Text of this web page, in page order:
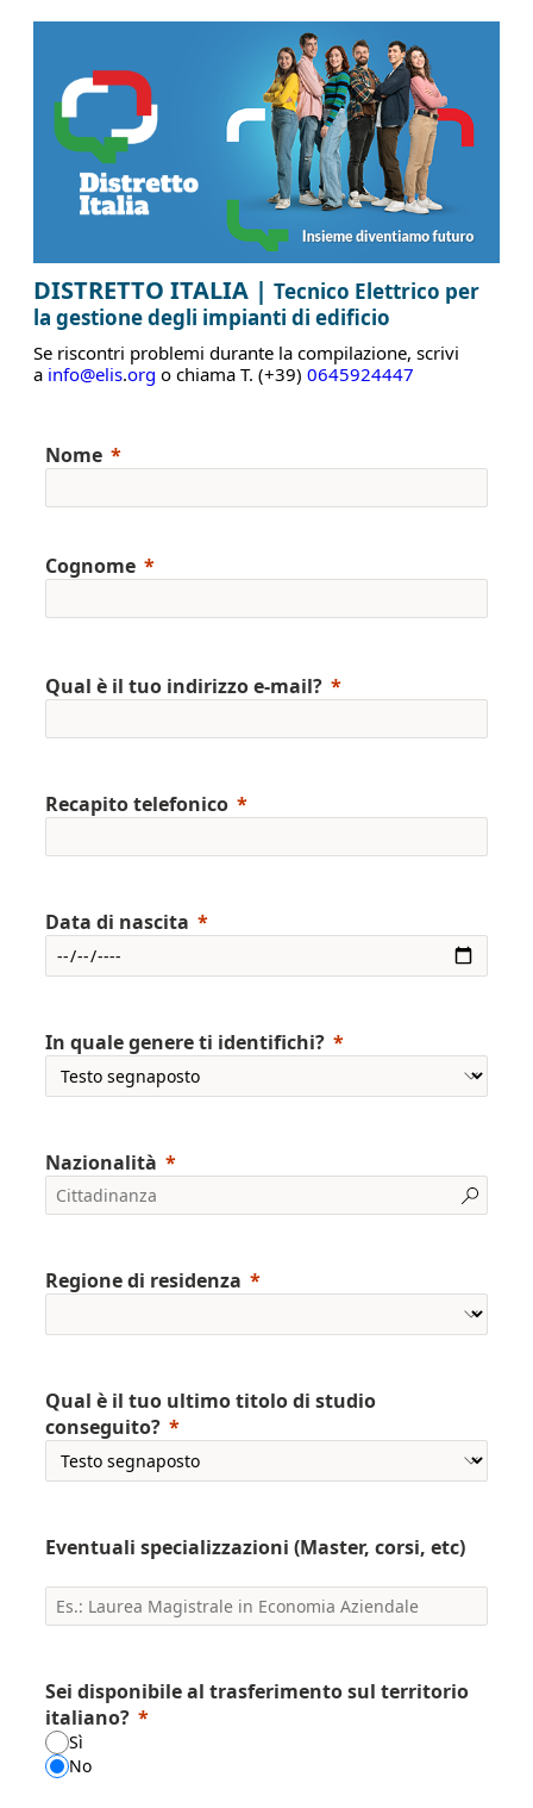
DISTRETTO ITALIA | Tecnico Elettrico per
la gestione degli impianti di edificio
Se riscontri problemi durante la compilazione, scrivi
a info@elis.org o chiama T. (+39) 0645924447
Nome
Cognome
Qual è il tuo indirizzo e-mail?
Recapito telefonico
Data di nascita
In quale genere ti identifichi?
Nazionalità
Regione di residenza
Qual è il tuo ultimo titolo di studio
conseguito?
Eventuali specializzazioni (Master, corsi, etc)
Sei disponibile al trasferimento sul territorio
italiano?
Sì
No